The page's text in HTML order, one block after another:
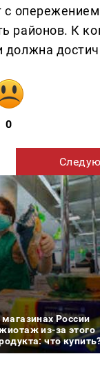
с
районов. К
должна
0
России
из-за этого
что